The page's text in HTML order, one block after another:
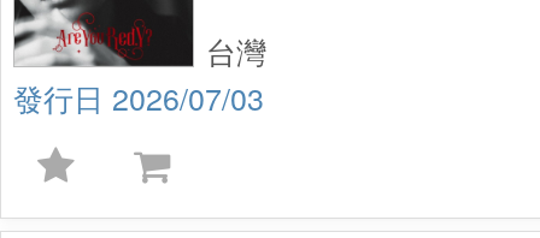
2026/07/03
台灣